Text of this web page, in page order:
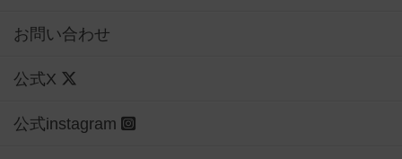
お問い合わせ
公式X
公式instagram